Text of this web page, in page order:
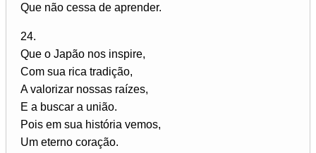
Que não cessa de aprender.
24.
Que o Japão nos inspire,
Com sua rica tradição,
A valorizar nossas raízes,
E a buscar a união.
Pois em sua história vemos,
Um eterno coração.